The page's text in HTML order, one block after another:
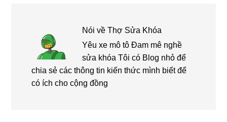
Nói vềThợ Sửa Khóa
Yêu xe mô tô Đam mê nghề
sửa khóa Tôi có Blog nhỏ để
chia sẻ các thông tin kiến thức mình biết để
có ích cho cộng đồng